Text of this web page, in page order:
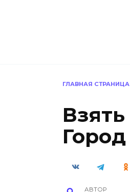
ГЛАВНАЯ СТРАНИЦА
АВТОР